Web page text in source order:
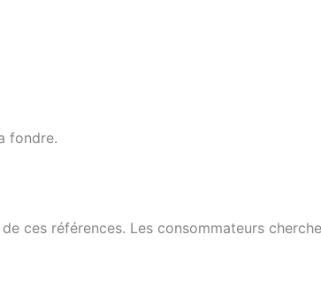
fondre.
ces références. Les consommateurs